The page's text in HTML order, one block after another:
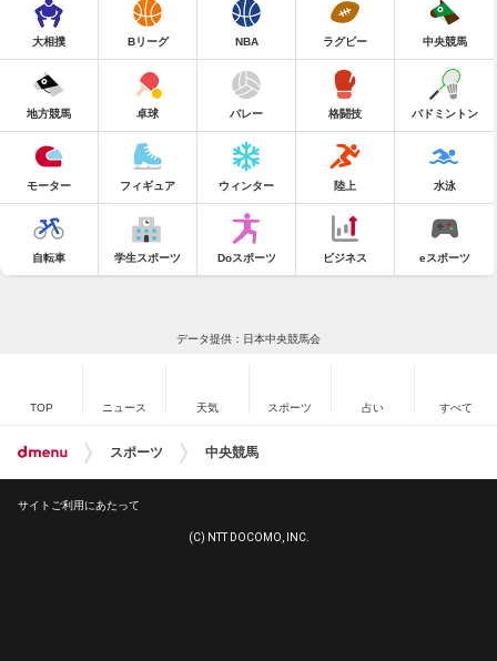
大相撲 Bリーグ NBA ラグビー 中央競馬
地方競馬 卓球 バレー 格闘技 バドミントン
モーター フィギュア ウィンター 陸上 水泳
自転車 学生スポーツ Doスポーツ ビジネス eスポーツ
データ提供：日本中央競馬会
TOP ニュース 天気 スポーツ 占い すべて
スポーツ 中央競馬
サイトご利用にあたって
(C) NTT DOCOMO, INC.